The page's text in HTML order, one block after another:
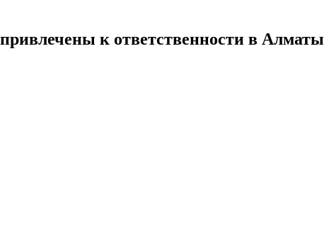
к ответственности в Алматы